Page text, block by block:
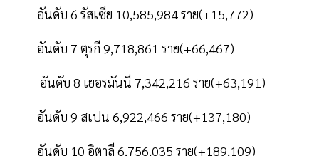
อันดับ 6 รัสเซีย 10,585,984 ราย(+15,772)
อันดับ 7 ตุรกี 9,718,861 ราย(+66,467)
อันดับ 8 เยอรมันนี 7,342,216 ราย(+63,191)
อันดับ 9 สเปน 6,922,466 ราย(+137,180)
อันดับ 10 อิตาลี 6,756,035 ราย(+189,109)